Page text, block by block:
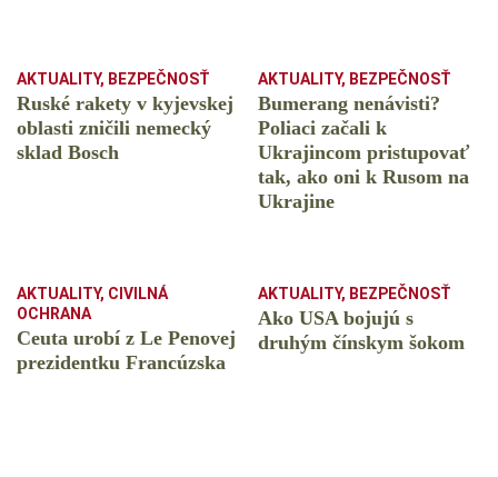
AKTUALITY, BEZPEČNOSŤ
Ruské rakety v kyjevskej
oblasti zničili nemecký
sklad Bosch
AKTUALITY, BEZPEČNOSŤ
Bumerang nenávisti?
Poliaci začali k
Ukrajincom pristupovať
tak, ako oni k Rusom na
Ukrajine
AKTUALITY, CIVILNÁ
OCHRANA
Ceuta urobí z Le Penovej
prezidentku Francúzska
AKTUALITY, BEZPEČNOSŤ
Ako USA bojujú s
druhým čínskym šokom